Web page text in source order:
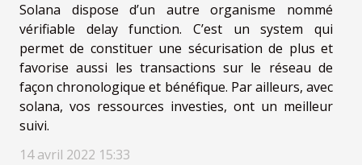
Solana dispose d’un autre organisme nommé
vérifiable delay function. C’est un system qui
permet de constituer une sécurisation de plus et
favorise aussi les transactions sur le réseau de
façon chronologique et bénéfique. Par ailleurs, avec
solana, vos ressources investies, ont un meilleur
suivi.
14 avril 2022 15:33